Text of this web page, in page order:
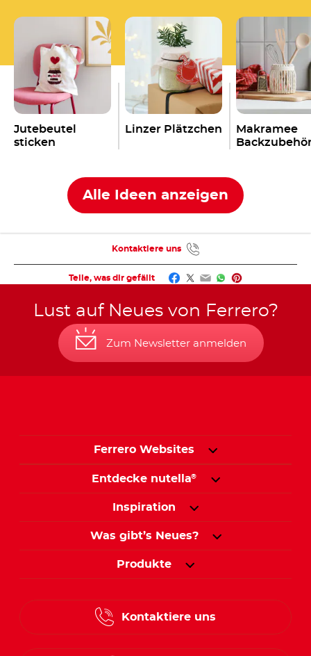
Jutebeutel
sticken
Linzer Plätzchen
Makramee
Alle Ideen anzeigen
Teile, was dir gefällt Facebook
Twitter
EmailWhatsApp
Pinterest
Kontaktiere uns
Lust auf Neues von Ferrero?
Zum Newsletter anmelden
Ferrero Websites
Entdecke nutella®
Inspiration
Was gibt’s Neues?
Produkte
Kontaktiere uns